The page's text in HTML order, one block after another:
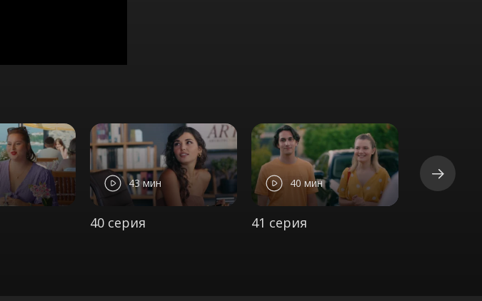
43 мин
40 серия
40 мин
41 серия
42